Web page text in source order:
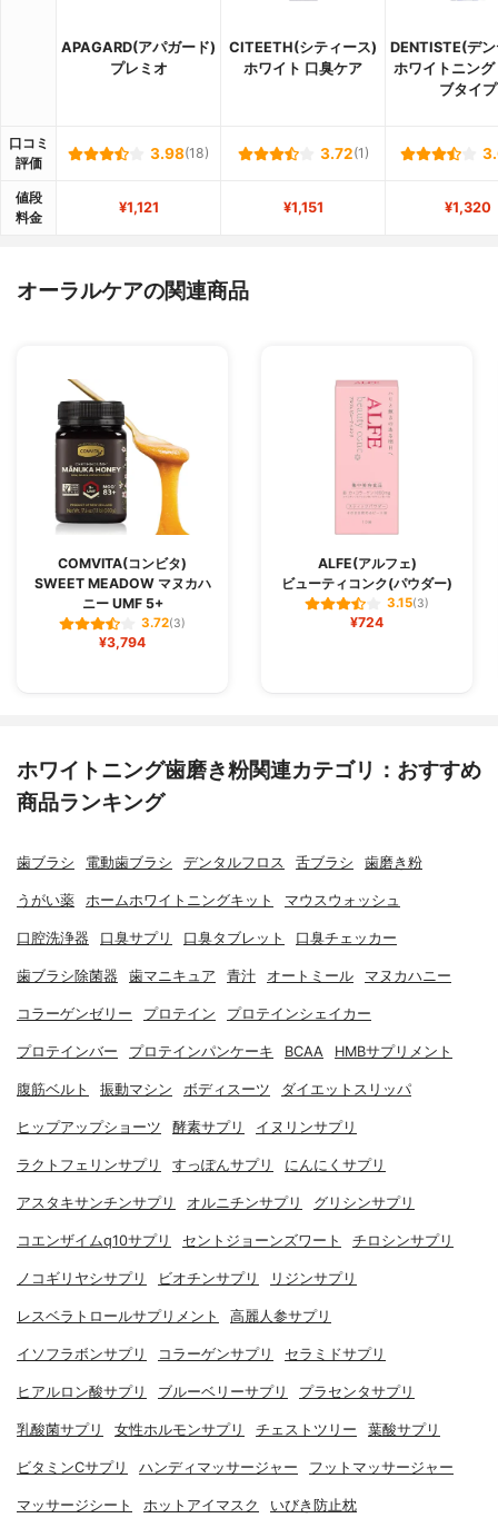
APAGARD(アパガード)
プレミオ
CITEETH(シティース)
ホワイト 口臭ケア
DENTISTE(デ
ホワイトニング
ブタイプ
口コミ
評価
3.98(18) 3.72(1)
値段
料金
¥1,121 ¥1,151 ¥1,320
オーラルケアの関連商品
COMVITA(コンビタ)
SWEET MEADOW マヌカハ
ニー UMF 5+
3.72(3)
¥3,794
ALFE(アルフェ)
ビューティコンク(パウダー)
3.15(3)
¥724
ホワイトニング歯磨き粉関連カテゴリ：おすすめ
商品ランキング
歯ブラシ 電動歯ブラシ デンタルフロス 舌ブラシ 歯磨き粉
うがい薬 ホームホワイトニングキット マウスウォッシュ
口腔洗浄器 口臭サプリ 口臭タブレット 口臭チェッカー
歯ブラシ除菌器 歯マニキュア 青汁 オートミール マヌカハニー
コラーゲンゼリー プロテイン プロテインシェイカー
プロテインバー プロテインパンケーキ BCAA HMBサプリメント
腹筋ベルト 振動マシン ボディスーツ ダイエットスリッパ
ヒップアップショーツ 酵素サプリ イヌリンサプリ
ラクトフェリンサプリ すっぽんサプリ にんにくサプリ
アスタキサンチンサプリ オルニチンサプリ グリシンサプリ
コエンザイムq10サプリ セントジョーンズワート チロシンサプリ
ノコギリヤシサプリ ビオチンサプリ リジンサプリ
レスベラトロールサプリメント 高麗人参サプリ
イソフラボンサプリ コラーゲンサプリ セラミドサプリ
ヒアルロン酸サプリ ブルーベリーサプリ プラセンタサプリ
乳酸菌サプリ 女性ホルモンサプリ チェストツリー 葉酸サプリ
ビタミンCサプリ ハンディマッサージャー フットマッサージャー
マッサージシート ホットアイマスク いびき防止枕